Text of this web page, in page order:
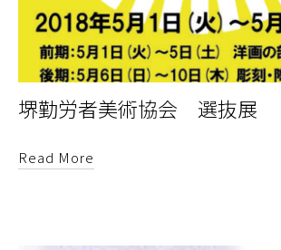
堺勤労者美術協会 選抜展
Read More